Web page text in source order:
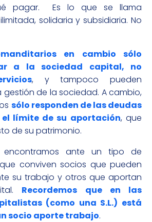
pagar. Es lo que se llama
solidaria y subsidiaria. No
en cambio sólo
a la sociedad capital, no
, y tampoco pueden
de la sociedad. A cambio,
sólo responden de las deudas
límite de su aportación, que
de su patrimonio.
ante un tipo de
conviven socios que pueden
su trabajo y otros que aportan
Recordemos que en las
(como una S.L.) está
socio aporte trabajo.